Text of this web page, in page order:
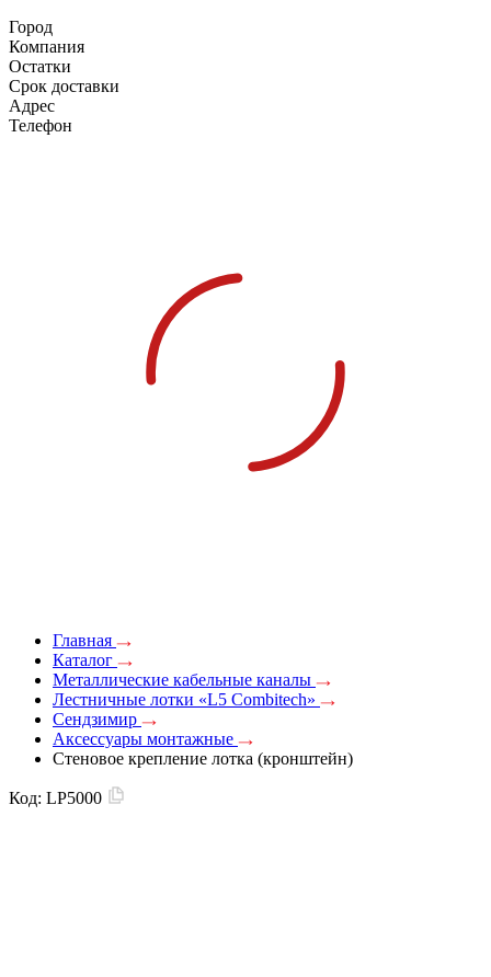
Город
Компания
Остатки
Срок доставки
Адрес
Телефон
Главная
Каталог
Металлические кабельные каналы
Лестничные лотки «L5 Combitech»
Сендзимир
Аксессуары монтажные
Стеновое крепление лотка (кронштейн)
Код: LP5000